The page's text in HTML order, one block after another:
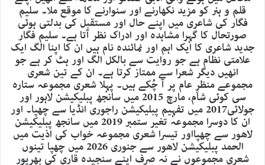
قلم و ہنر کو مزید نکھارنے اور سنوارنے کا موقع ملا۔ سلیم
فگار کی شاعری میں اپنے حال اور مستقبل کی بدلتی ہوئی
صورتحال کا گہرا مشاہدہ اور ادراک نظر آتا ہے۔ سلیم فگار
جدید شاعری کا ایک اہم اور نمائندہ نام ہیں ان کا اپنا الگ ایک
علامتی نظام ہے جو روایت سے بالکل الگ اور ہٹ کر ہے جو
انھیں دیگر شعرا سے ممتاز کرتا ہے۔ ان کے تین شعری
مجموعے منظرِ عام پر آ چُکے ہیں۔ پہلا شعری مجموعہ ستارہ
سی کوئی شام، مارچ 2015 میں سانجھ پبلیکیشن لاہور اور
جولائی2017 میں تفہیم پبلیکیشن راجوری انڈیا سے چھپا۔ اور
ان کا دوسرا مجموعہ تغیر ستمبر 2019 میں سانجھ پبلیکیشن
لاھور سے چھپااور تیسرا شعری مجموعہ خواب کی اذیت میں
الحمد پبلیکیشن لاھور سے جنوری 2026 میں چھپا تینوں
شعری مجموعوں نے نہ صرف اپنے سنجیدہ قاری کی بھرپور